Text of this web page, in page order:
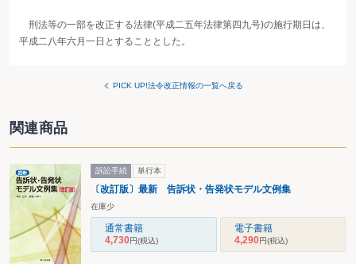
刑法等の一部を改正する法律(平成二五年法律第四九号)の施行期日は、
平成二八年六月一日とすることとした。
PICK UP!法令改正情報の一覧へ戻る
関連商品
訴訟手続 単行本
〔改訂版〕最新 告訴状・告発状モデル文例集
在庫少
通常書籍
4,730円(税込)
電子書籍
4,290円(税込)